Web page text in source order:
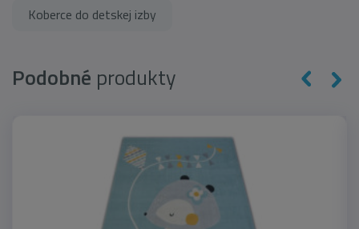
Koberce do detskej izby
Podobné produkty